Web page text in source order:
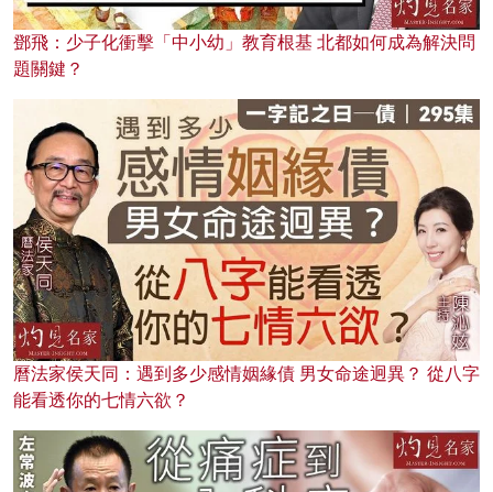
鄧飛：少子化衝擊「中小幼」教育根基 北都如何成為解決問
題關鍵？
曆法家侯天同：遇到多少感情姻緣債 男女命途迥異？ 從八字
能看透你的七情六欲？